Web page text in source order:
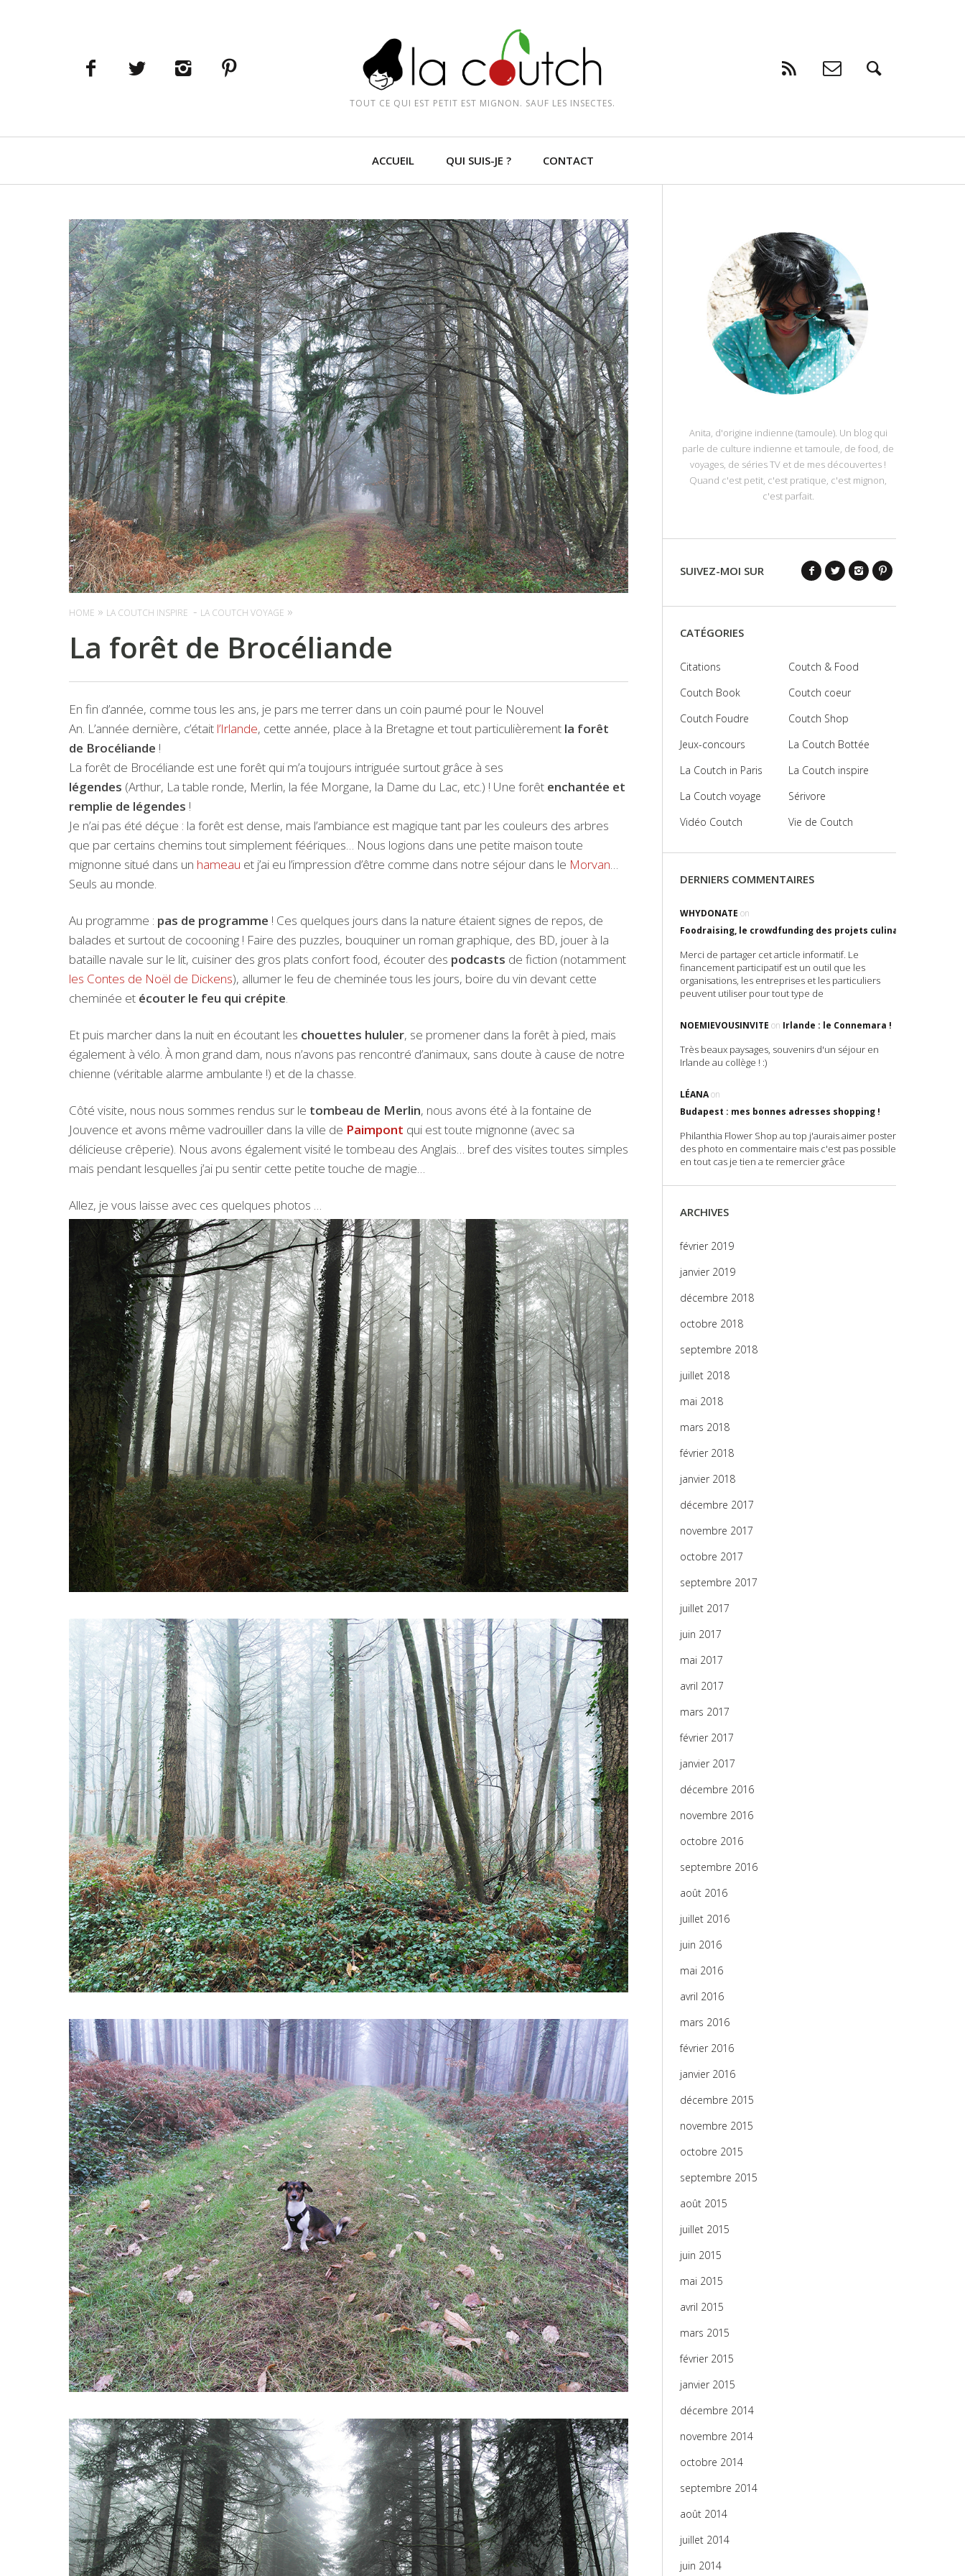
TOUT CE QUI EST PETIT EST MIGNON. SAUF LES INSECTES.
ACCUEIL QUI SUIS-JE ? CONTACT
HOME LA COUTCH INSPIRE LA COUTCH VOYAGE
La forêt de Brocéliande
En fin d’année, comme tous les ans, je pars me terrer dans un coin paumé pour le Nouvel
An. L’année dernière, c’était l’Irlande, cette année, place à la Bretagne et tout particulièrement la forêt
de Brocéliande !
La forêt de Brocéliande est une forêt qui m’a toujours intriguée surtout grâce à ses
légendes (Arthur, La table ronde, Merlin, la fée Morgane, la Dame du Lac, etc.) ! Une forêt enchantée et
remplie de légendes !
Je n’ai pas été déçue : la forêt est dense, mais l’ambiance est magique tant par les couleurs des arbres
que par certains chemins tout simplement féériques… Nous logions dans une petite maison toute
mignonne situé dans un hameau et j’ai eu l’impression d’être comme dans notre séjour dans le Morvan
Seuls au monde.
Au programme : pas de programme ! Ces quelques jours dans la nature étaient signes de repos, de
balades et surtout de cocooning ! Faire des puzzles, bouquiner un roman graphique, des BD, jouer à la
bataille navale sur le lit, cuisiner des gros plats confort food, écouter des podcasts de fiction (notamment
les Contes de Noël de Dickens), allumer le feu de cheminée tous les jours, boire du vin devant cette
cheminée et écouter le feu qui crépite
Et puis marcher dans la nuit en écoutant les chouettes hululer, se promener dans la forêt à pied, mais
également à vélo. À mon grand dam, nous n’avons pas rencontré d’animaux, sans doute à cause de notre
chienne (véritable alarme ambulante !) et de la chasse.
Côté visite, nous nous sommes rendus sur le tombeau de Merlin, nous avons été à la fontaine de
Jouvence et avons même vadrouiller dans la ville de Paimpont qui est toute mignonne (avec sa
délicieuse crêperie). Nous avons également visité le tombeau des Anglais… bref des visites toutes simples
mais pendant lesquelles j’ai pu sentir cette petite touche de magie…
Allez, je vous laisse avec ces quelques photos …
Anita, d'origine indienne (tamoule). Un blog qui
parle de culture indienne et tamoule, de food, de
voyages, de séries TV et de mes découvertes !
Quand c'est petit, c'est pratique, c'est mignon,
c'est parfait.
SUIVEZ-MOI SUR
CATÉGORIES
Citations
Coutch & Food
Coutch Book
Coutch coeur
Coutch Foudre
Coutch Shop
Jeux-concours
La Coutch Bottée
La Coutch in Paris
La Coutch inspire
La Coutch voyage
Sérivore
Vidéo Coutch
Vie de Coutch
DERNIERS COMMENTAIRES
WHYDONATE on
Foodraising, le crowdfunding des projets culinaires !
Merci de partager cet article informatif. Le
financement participatif est un outil que les
organisations, les entreprises et les particuliers
peuvent utiliser pour tout type de
NOEMIEVOUSINVITE on Irlande : le Connemara !
Très beaux paysages, souvenirs d'un séjour en
Irlande au collège ! :)
LÉANAon
Budapest : mes bonnes adresses shopping !
Philanthia Flower Shop au top j'aurais aimer poster
des photo en commentaire mais c'est pas possible
en tout cas je tien a te remercier grâce
ARCHIVES
février 2019
janvier 2019
décembre 2018
octobre 2018
septembre 2018
juillet 2018
mai 2018
mars 2018
février 2018
janvier 2018
décembre 2017
novembre 2017
octobre 2017
septembre 2017
juillet 2017
juin 2017
mai 2017
avril 2017
mars 2017
février 2017
janvier 2017
décembre 2016
novembre 2016
octobre 2016
septembre 2016
août 2016
juillet 2016
juin 2016
mai 2016
avril 2016
mars 2016
février 2016
janvier 2016
décembre 2015
novembre 2015
octobre 2015
septembre 2015
août 2015
juillet 2015
juin 2015
mai 2015
avril 2015
mars 2015
février 2015
janvier 2015
décembre 2014
novembre 2014
octobre 2014
septembre 2014
août 2014
juillet 2014
juin 2014